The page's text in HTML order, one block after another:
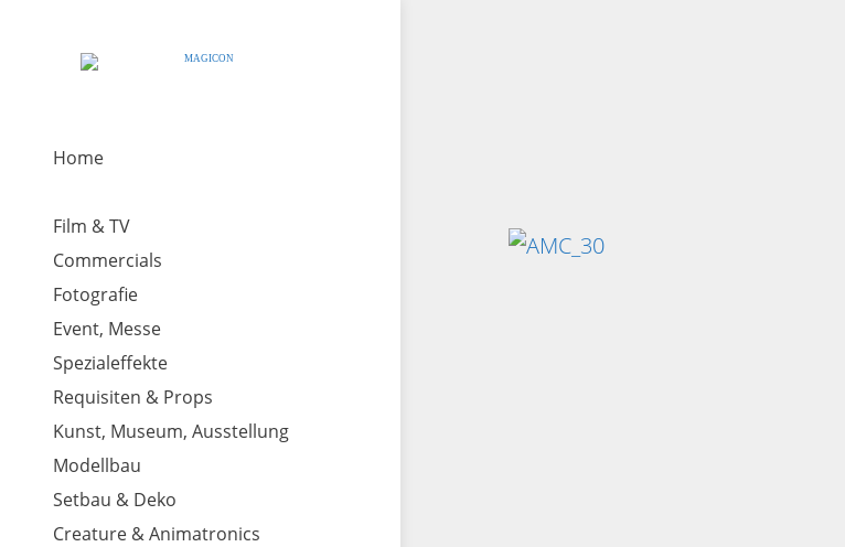
Home
Film & TV
Commercials
Fotografie
Event, Messe
Spezialeffekte
Requisiten & Props
Kunst, Museum, Ausstellung
Modellbau
Setbau & Deko
Creature & Animatronics